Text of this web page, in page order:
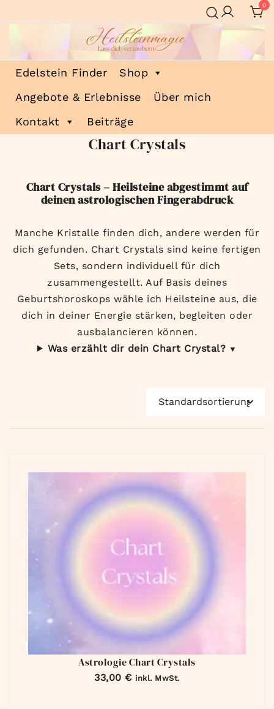
Inhalt
0
Heilsteinmagie
Lass dich verzaubern
Edelstein Finder
Shop
Angebote & Erlebnisse
Über mich
Kontakt
Beiträge
Chart Crystals
Chart Crystals – Heilsteine abgestimmt auf
deinen astrologischen Fingerabdruck
Manche Kristalle finden dich, andere werden für
dich gefunden. Chart Crystals sind keine fertigen
Sets, sondern individuell für dich
zusammengestellt. Auf Basis deines
Geburtshoroskops wähle ich Heilsteine aus, die
dich in deiner Energie stärken, begleiten oder
ausbalancieren können.
Was erzählt dir dein Chart Crystal?
Astrologie Chart Crystals
33,00 € inkl. MwSt.